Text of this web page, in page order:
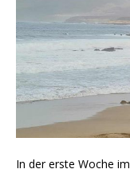
In der erste Woche